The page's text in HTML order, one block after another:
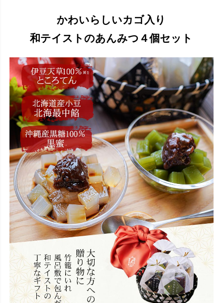
かわいらしいカゴ入り
和テイストのあんみつ４個セット